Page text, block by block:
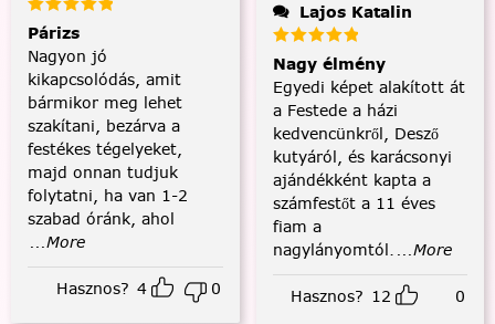
Párizs
Nagyon jó
kikapcsolódás, amit
bármikor meg lehet
szakítani, bezárva a
festékes tégelyeket,
majd onnan tudjuk
folytatni, ha van 1-2
szabad óránk, ahol
...More
Hasznos? 4 0
Lajos Katalin
Nagy élmény
Egyedi képet alakított át
a Festede a házi
kedvencünkről, Desző
kutyáról, és karácsonyi
ajándékként kapta a
számfestőt a 11 éves
fiam a
nagylányomtól. ...More
Hasznos? 12 0